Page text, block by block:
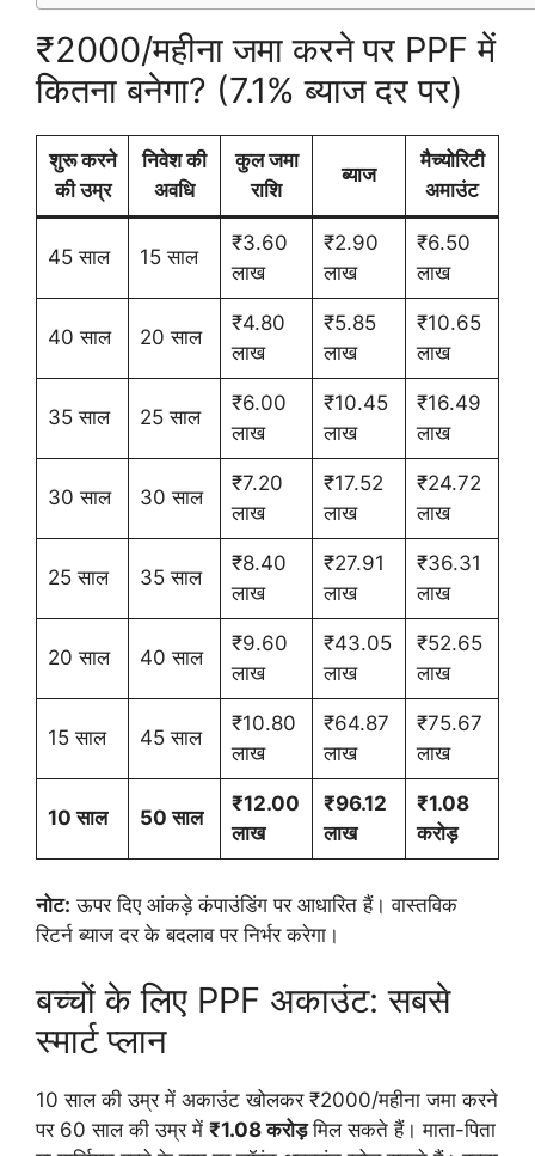
₹2000/महीना जमा करने पर PPF में
कितना बनेगा? (7.1% ब्याज दर पर)
शुरू करने
की उम्र
निवेश की
अवधि
कुल जमा
राशि
ब्याज
मैच्योरिटी
अमाउंट
45 साल 15 साल
₹3.60
लाख
₹2.90
लाख
₹6.50
लाख
40 साल 20 साल
₹4.80
लाख
₹5.85
लाख
₹10.65
लाख
35 साल 25 साल
₹6.00
लाख
₹10.45
लाख
₹16.49
लाख
30 साल 30 साल
₹7.20
लाख
₹17.52
लाख
₹24.72
लाख
25 साल 35 साल
₹8.40
लाख
₹27.91
लाख
₹36.31
लाख
20 साल 40 साल
₹9.60
लाख
₹43.05
लाख
₹52.65
लाख
15 साल 45 साल
₹10.80
लाख
₹64.87
लाख
₹75.67
लाख
10 साल 50 साल
₹12.00
लाख
₹96.12
लाख
₹1.08
करोड़
नोट: ऊपर दिए आंकड़े कंपाउंडिंग पर आधारित हैं। वास्तविक
रिटर्न ब्याज दर के बदलाव पर निर्भर करेगा।
बच्चों के लिए PPF अकाउंट: सबसे
स्मार्ट प्लान
10 साल की उम्र में अकाउंट खोलकर ₹2000/महीना जमा करने
पर 60 साल की उम्र में ₹1.08 करोड़मिल सकते हैं। माता-पिता